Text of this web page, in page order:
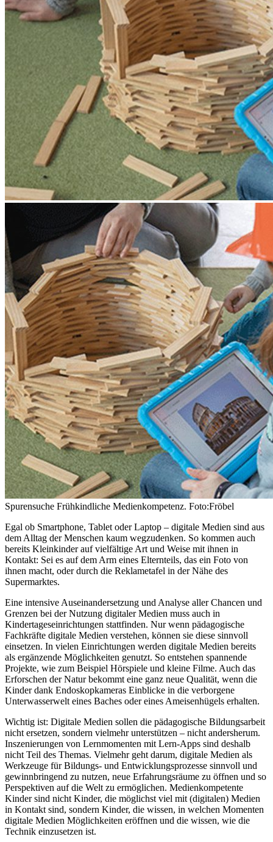
Spurensuche Frühkindliche Medienkompetenz. Foto:Fröbel
Egal ob Smartphone, Tablet oder Laptop – digitale Medien sind aus
dem Alltag der Menschen kaum wegzudenken. So kommen auch
bereits Kleinkinder auf vielfältige Art und Weise mit ihnen in
Kontakt: Sei es auf dem Arm eines Elternteils, das ein Foto von
ihnen macht, oder durch die Reklametafel in der Nähe des
Supermarktes.
Eine intensive Auseinandersetzung und Analyse aller Chancen und
Grenzen bei der Nutzung digitaler Medien muss auch in
Kindertageseinrichtungen stattfinden. Nur wenn pädagogische
Fachkräfte digitale Medien verstehen, können sie diese sinnvoll
einsetzen. In vielen Einrichtungen werden digitale Medien bereits
als ergänzende Möglichkeiten genutzt. So entstehen spannende
Projekte, wie zum Beispiel Hörspiele und kleine Filme. Auch das
Erforschen der Natur bekommt eine ganz neue Qualität, wenn die
Kinder dank Endoskopkameras Einblicke in die verborgene
Unterwasserwelt eines Baches oder eines Ameisenhügels erhalten.
Wichtig ist: Digitale Medien sollen die pädagogische Bildungsarbeit
nicht ersetzen, sondern vielmehr unterstützen – nicht andersherum.
Inszenierungen von Lernmomenten mit Lern-Apps sind deshalb
nicht Teil des Themas. Vielmehr geht darum, digitale Medien als
Werkzeuge für Bildungs- und Entwicklungsprozesse sinnvoll und
gewinnbringend zu nutzen, neue Erfahrungsräume zu öffnen und so
Perspektiven auf die Welt zu ermöglichen. Medienkompetente
Kinder sind nicht Kinder, die möglichst viel mit (digitalen) Medien
in Kontakt sind, sondern Kinder, die wissen, in welchen Momenten
digitale Medien Möglichkeiten eröffnen und die wissen, wie die
Technik einzusetzen ist.